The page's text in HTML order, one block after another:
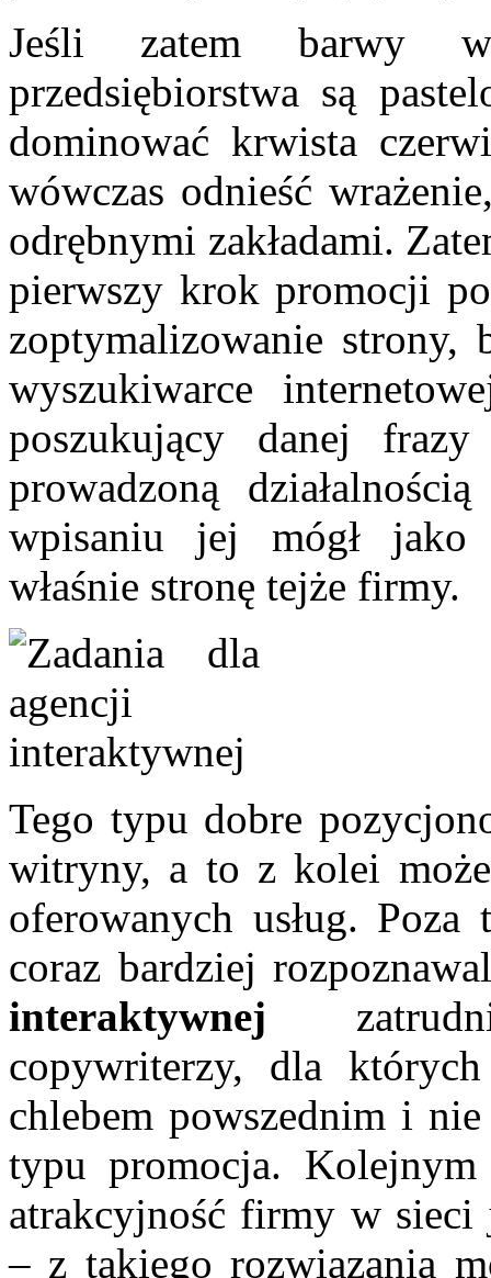
Jeśli zatem barwy
przedsiębiorstwa są
dominować krwista
wówczas odnieść
odrębnymi zakładami.
pierwszy krok promocji
zoptymalizowanie strony,
wyszukiwarce
poszukujący danej
prowadzoną
wpisaniu jej mógł jako
właśnie stronę tejże firmy.
Tego typu dobre
witryny, a to z kolei
oferowanych usług.
coraz bardziej
interaktywnej
copywriterzy, dla
chlebem powszednim i
typu promocja.
atrakcyjność firmy w sieci
– z takiego rozwiązania